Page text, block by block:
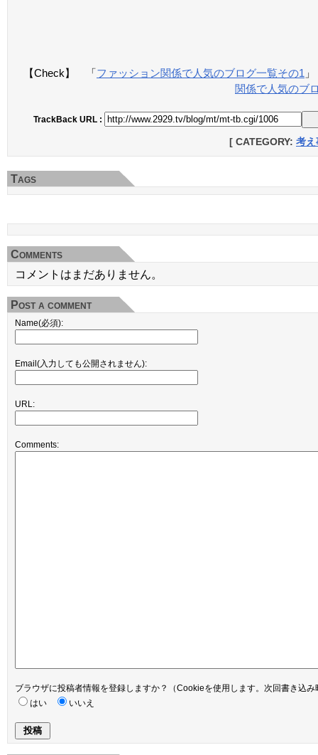
【Check】 「ファッション関係で人気のブログ一覧その1
関係で人気のブ
TrackBack URL :
[ CATEGORY: 考え
Tags
Comments
コメントはまだありません。
Post a comment
Name(必須):
Email(入力しても公開されません):
URL:
Comments:
ブラウザに投稿者情報を登録しますか？（Cookieを使用します。次回書き込
はい
いいえ